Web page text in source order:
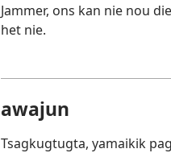
Jammer, ons kan nie nou
het nie.
awajun
Tsagkugtugta, yamaikik